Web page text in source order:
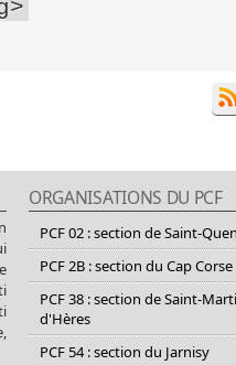
ORGANISATIONS DU PCF
PCF 02 : section de Saint-
PCF 2B : section du Cap Corse
PCF 38 : section de Saint-
d'Hères
PCF 54 : section du Jarnisy